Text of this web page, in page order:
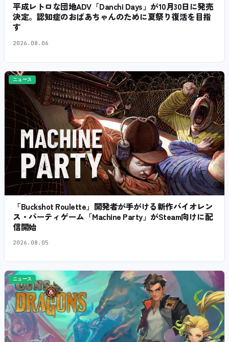
平成レトロな団地ADV「Danchi Days」が10月30日に発売
決定。認知症のおばあちゃんのために夏祭り復活を目指
す
2026.08.06
ニュース
「Buckshot Roulette」開発者が手がける新作バイオレン
ス・パーティゲーム「Machine Party」がSteam向けに配
信開始
2026.08.05
ニュース